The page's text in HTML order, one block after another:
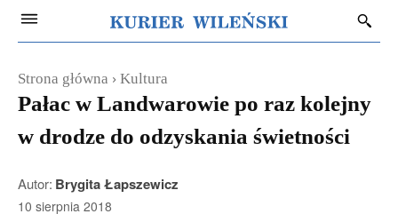
Strona główna Kultura
Pałac w Landwarowie po raz kolejny
w drodze do odzyskania świetności
Autor: Brygita Łapszewicz
10 sierpnia 2018